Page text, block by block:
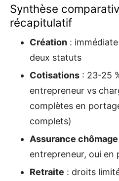
Synthèse
récapitulatif
Création :
deux statuts
Cotisations : 23-25
entrepreneur vs
complètes en
complets)
Assurance chômage
entrepreneur, oui en
Retraite : droits